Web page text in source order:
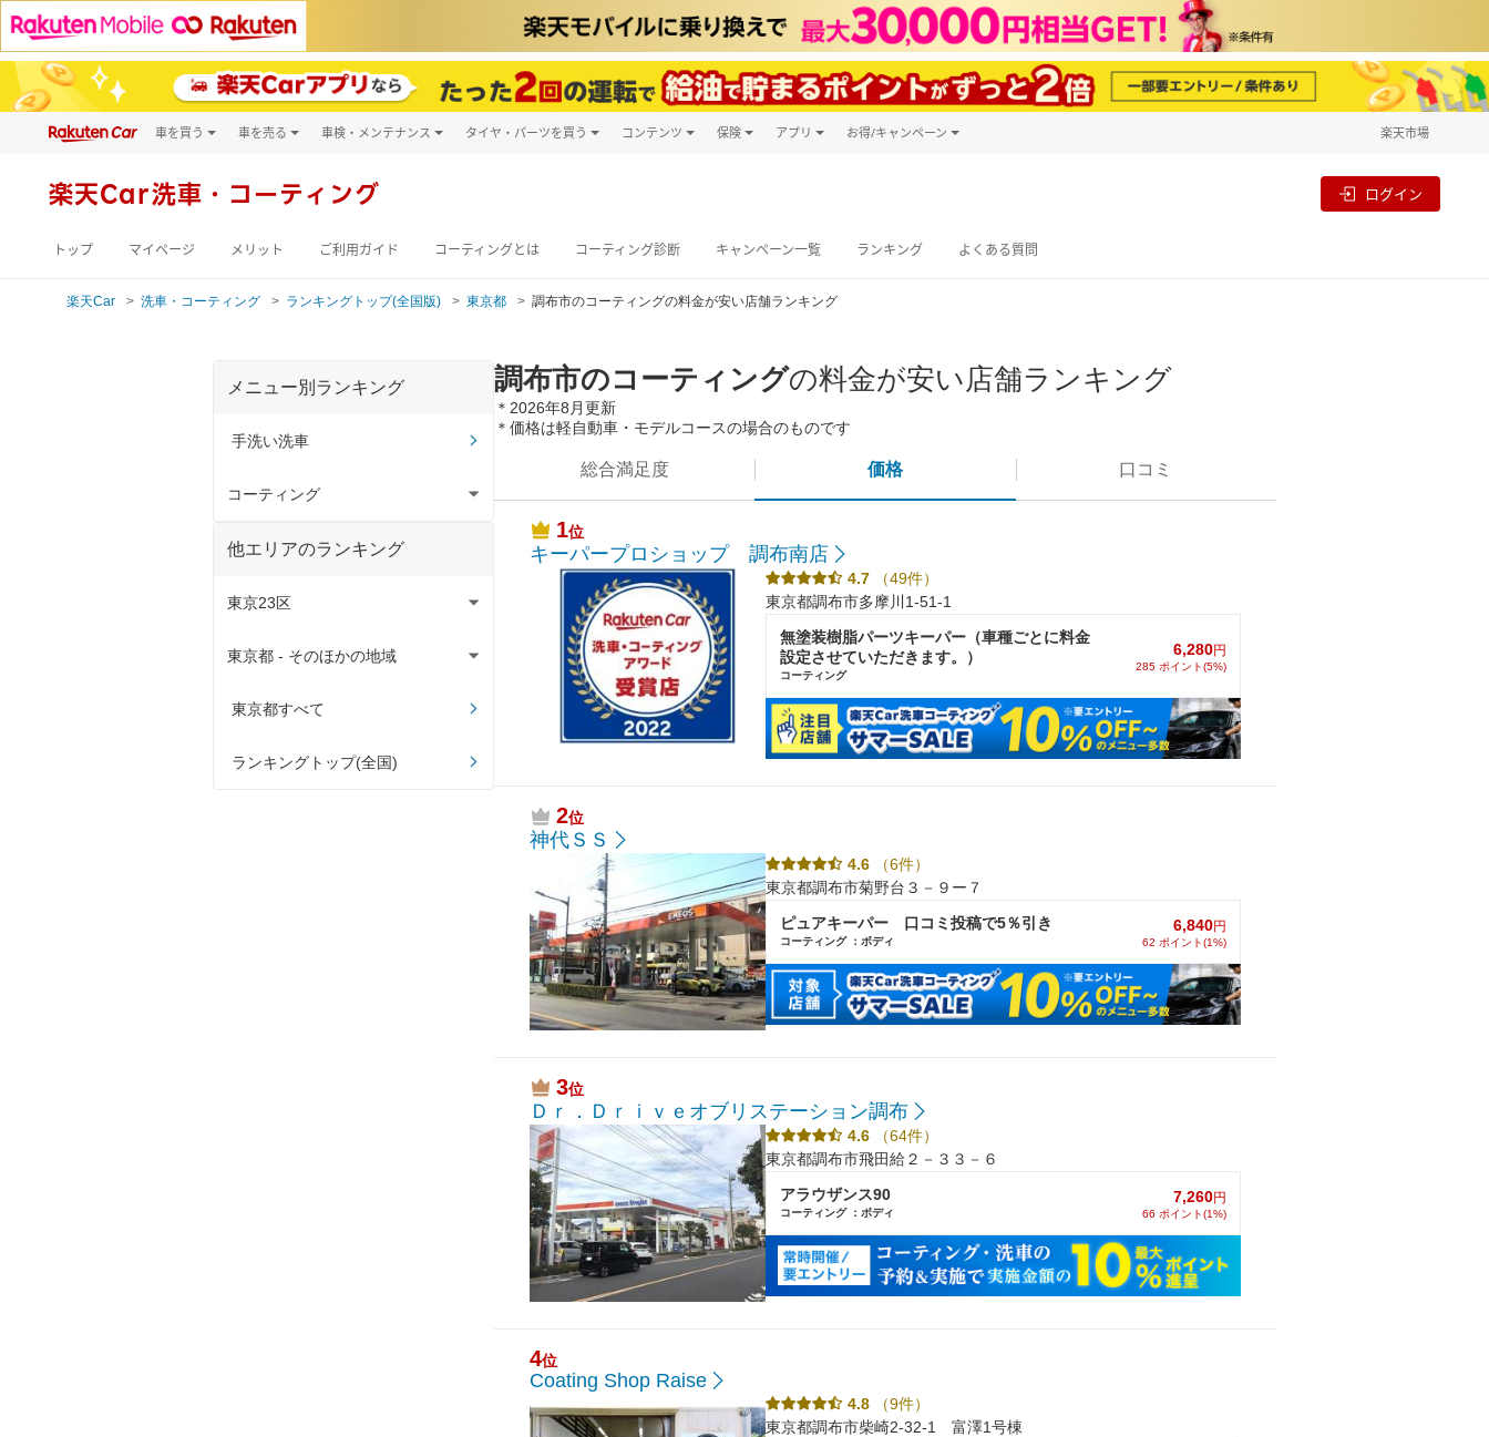
車を買う
新車
車を売る 車検・メンテナンス
キズ修理予約
洗車・コーティング予約
タイヤ・パーツを買う コンテンツ 保険 アプリ お得/キャンペーン 楽天市場
楽天Car洗車・コーティング ログイン
トップ マイページ メリット ご利用ガイド コーティングとは コーティング診断 キャンペーン一覧 ランキング よくある質問
楽天Car 洗車・コーティング ランキングトップ(全国版) 東京都 調布市のコーティングの料金が安い店舗ランキング
調布市のコーティングの料金が安い店舗ランキング
＊2026年8月更新
＊価格は軽自動車・モデルコースの場合のものです
総合満足度 価格 口コミ
1位
キーパープロショップ 調布南店
4.7
（49件）
東京都調布市多摩川1-51-1
無塗装樹脂パーツキーパー（車種ごとに料金
設定させていただきます。）
コーティング
6,280円
285 ポイント(5%)
2位
神代ＳＳ
4.6
（6件）
東京都調布市菊野台３－９ー７
ピュアキーパー 口コミ投稿で5％引き
コーティング ：ボディ
6,840円
62 ポイント(1%)
3位
Ｄｒ．Ｄｒｉｖｅオブリステーション調布
4.6
（64件）
東京都調布市飛田給２－３３－６
アラウザンス90
コーティング ：ボディ
7,260円
66 ポイント(1%)
4位
Coating Shop Raise
4.8
（9件）
東京都調布市柴崎2-32-1 富澤1号棟
メニュー別ランキング
手洗い洗車
コーティング
コーティング全て
クリスタルキーパー
フレッシュキーパー
ダイヤモンドキーパー
EXキーパー
他エリアのランキング
東京23区
足立区
板橋区
江戸川区
東京都 - そのほかの地域
昭島市
あきる野市
東京都すべて
ランキングトップ(全国)